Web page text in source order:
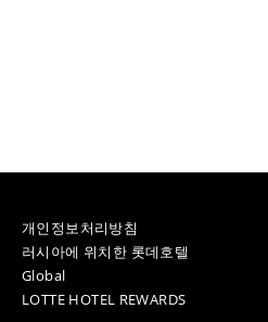
개인정보처리방침
러시아에 위치한 롯데호텔
Global
LOTTE HOTEL REWARDS